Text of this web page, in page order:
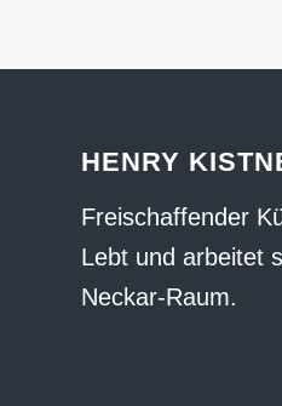
HENRY
Freischaffender
Lebt und arbeitet
Neckar-Raum.